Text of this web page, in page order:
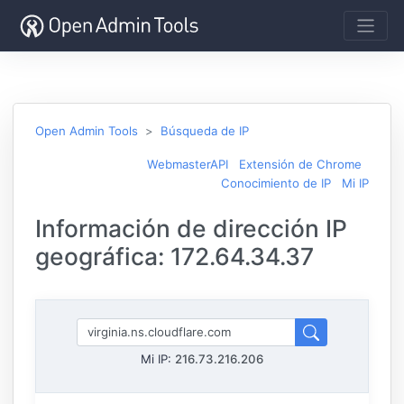
Open Admin Tools Búsqueda de IP
WebmasterAPI
Extensión de Chrome
Conocimiento de IP
Mi IP
Información de dirección IP
geográfica: 172.64.34.37
Mi IP: 216.73.216.206